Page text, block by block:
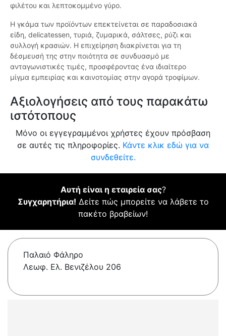
φιλέτου και λεπτοκομμένο γύρο.
Η γκάμα των προϊόντων επεκτείνεται σε παραδοσιακά
είδη, delicatessen, τυριά, ζυμαρικά, σάλτσες, ρύζι και
συλλογή κρασιών. Η επιχείρηση διακρίνεται για τη
δέσμευσή της στην ποιότητα σε συνδυασμό με
ανταγωνιστικές τιμές, προσφέροντας ένα ιδιαίτερο
μίγμα εμπειρίας και καινοτομίας στην αγορά τροφίμων.
Αξιολογήσεις από τους παρακάτω
ιστότοπους
Μόνο οι εγγεγραμμένοι χρήστες έχουν πρόσβαση
σε αυτές τις πληροφορίες. Κάντε κλικ εδώ για να
συνδεθείτε.
Αυτή είναι η εταιρεία σας?
Συγχαρητήρια! Δείτε πώς μπορείτε να λάβετε το
πακέτο βραβείων!
Παλαιό Φάληρο
Λεωφ. Ελ. Βενιζέλου 206